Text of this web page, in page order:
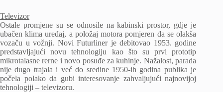
Televizor
Ostale promjene su se odnosile na kabinski prostor, gdje je
ubačen klima uređaj, a položaj motora pomjeren da se olakša
vozaču u vožnji. Novi Futurliner je debitovao 1953. godine
predstavljajući novu tehnologiju kao što su prvi prototip
mikrotalasne rerne i novo posuđe za kuhinje. Nažalost, parada
nije dugo trajala i već do sredine 1950-ih godina publika je
počela polako da gubi interesovanje zahvaljujući najnovijoj
tehnologiji – televizoru.